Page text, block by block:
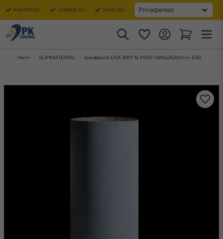
Kvalitetsprodukter Snabba leveranser Säker betalning
Hem SLIPMATERIAL bredband EKA 3001 N P400 1400x2620mm EB2